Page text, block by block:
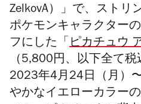
ZelkovA）」で、ストリ
ポケモンキャラクター
フにした「 ピカチュウ
（5,800円、以下全て
2023年4月24日（月）
やかなイエローカラー